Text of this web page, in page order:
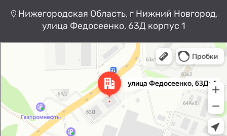
Нижегородская Область, г Нижний Новгород,
улица Федосеенко, 63Д корпус 1
Нижний Новгород
Улица Федосеенко, 63Дк1 —
Яндекс Карты